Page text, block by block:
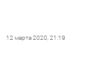
12 марта 2020, 21:19